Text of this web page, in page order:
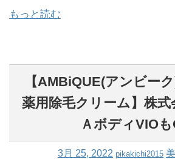
もっと読む
【AMBiQUE(アンビー
薬用除毛クリーム】株式
ＡボディVIO
3月 25, 2022 pikakichi2015